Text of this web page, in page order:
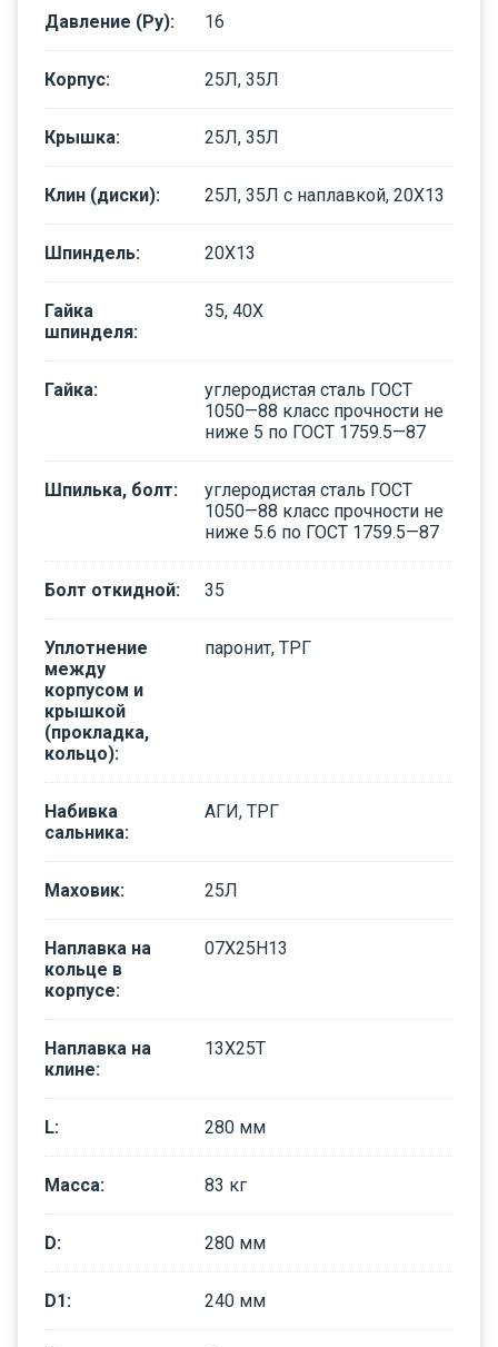
Давление (Ру): 16
Корпус: 25Л, 35Л
Крышка: 25Л, 35Л
Клин (диски): 25Л, 35Л с наплавкой, 20Х13
Шпиндель: 20Х13
Гайка
шпинделя:
35, 40Х
Гайка:
углеродистая сталь ГОСТ
1050—88 класс прочности не
ниже 5 по ГОСТ 1759.5—87
Шпилька, болт:
углеродистая сталь ГОСТ
1050—88 класс прочности не
ниже 5.6 по ГОСТ 1759.5—87
Болт откидной: 35
Уплотнение
между
корпусом и
крышкой
(прокладка,
кольцо):
паронит, ТРГ
Набивка
сальника:
АГИ, ТРГ
Маховик: 25Л
Наплавка на
кольце в
корпусе:
07Х25Н13
Наплавка на
клине:
13Х25Т
L: 280 мм
Масса: 83 кг
D: 280 мм
D1: 240 мм